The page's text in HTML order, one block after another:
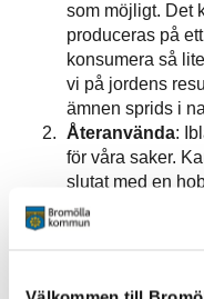
som möjligt. Det
produceras på
konsumera så
vi på jordens
ämnen sprids i
Återanvända:
för våra saker.
slutat med en
kan vara just
Återanvänd dina